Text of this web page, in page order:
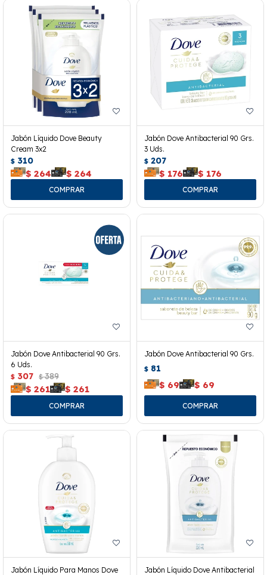
Jabón Líquido Dove Beauty
Cream 3x2
$ 310
$ 264 $ 264
Jabón Dove Antibacterial 90 Grs.
3 Uds.
$ 207
$ 176 $ 176
Jabón Dove Antibacterial 90 Grs.
6 Uds.
$ 307 $ 389
$ 261 $ 261
Jabón Dove Antibacterial 90 Grs.
$ 81
$ 69 $ 69
Jabón Líquido Para Manos Dove
Jabón Líquido Dove Antibacterial